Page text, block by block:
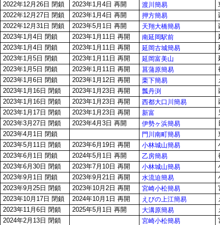
2022年12月26日 閉鎖
2023年1月4日 再開 渡川簡易
2022年12月27日 閉鎖
2023年1月4日 再開 押方簡易
2022年12月31日 閉鎖
2023年5月1日 再開 天翔大橋簡易
2023年1月4日 閉鎖
2023年1月11日 再開 南延岡駅前
2023年1月4日 閉鎖
2023年1月11日 再開 延岡古城簡易
2023年1月5日 閉鎖
2023年1月11日 再開 延岡富美山
2023年1月5日 閉鎖
2023年1月11日 再開 菖蒲原簡易
2023年1月6日 閉鎖
2023年1月12日 再開 栗下簡易
2023年1月16日 閉鎖
2023年1月23日 再開 瓢丹渕
2023年1月16日 閉鎖
2023年1月23日 再開 西都大口川簡易
2023年1月17日 閉鎖
2023年1月23日 再開 新富
2023年3月27日 閉鎖
2023年4月3日 再開 伊勢ヶ浜簡易
2023年4月1日 閉鎖
門川南町簡易
2023年5月11日 閉鎖
2023年6月19日 再開 小林城山簡易
2023年6月1日 閉鎖
2024年5月1日 再開 乙房簡易
2023年6月30日 閉鎖
2023年7月10日 再開 小林城山簡易
2023年9月1日 閉鎖
2023年9月21日 再開 水流迫簡易
2023年9月25日 閉鎖
2023年10月2日 再開 宮崎小松簡易
2023年10月17日 閉鎖
2024年10月1日 再開 えびの上江簡易
2023年11月6日 閉鎖
2025年5月1日 再開 大溝原簡易
2024年2月13日 閉鎖
宮崎小松簡易